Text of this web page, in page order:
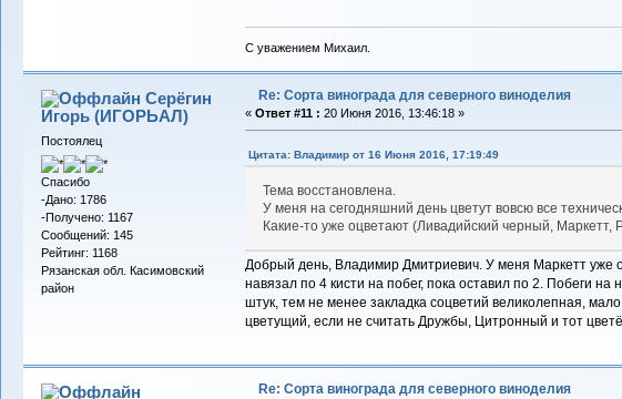
С уважением Михаил.
Серёгин
Игорь (ИГОРЬАЛ)
Постоялец
Спасибо
-Дано: 1786
-Получено: 1167
Сообщений: 145
Рейтинг: 1168
Рязанская обл. Касимовский
район
Re: Сорта винограда для северного виноделия
« Ответ #11 : 20 Июня 2016, 13:46:18 »
Цитата: Владимиp от 16 Июня 2016, 17:19:49
Тема восстановлена.
У меня на сегодняшний день цветут вовсю все
Какие-то уже оцветают (Ливадийский черный, Маркетт,
Добрый день, Владимир Дмитриевич. У меня Маркетт уже
навязал по 4 кисти на побег, пока оставил по 2. Побеги
штук, тем не менее закладка соцветий великолепная,
цветущий, если не считать Дружбы, Цитронный и тот
Re: Сорта винограда для северного виноделия